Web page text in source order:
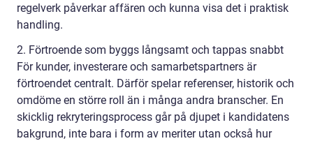
regelverk påverkar affären och kunna visa det i praktisk
handling.
2. Förtroende som byggs långsamt och tappas snabbt
För kunder, investerare och samarbetspartners är
förtroendet centralt. Därför spelar referenser, historik och
omdöme en större roll än i många andra branscher. En
skicklig rekryteringsprocess går på djupet i kandidatens
bakgrund, inte bara i form av meriter utan också hur